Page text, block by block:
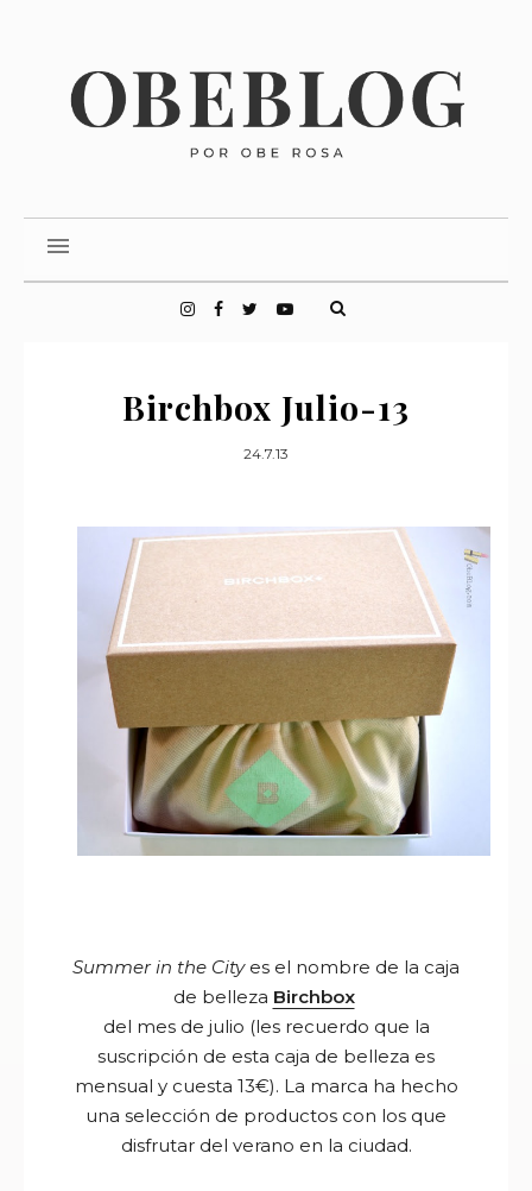
Birchbox Julio-13
24.7.13
Summer in the Cityes el nombre de la caja
de belleza Birchbox
del mes de julio (les recuerdo que la
suscripción de esta caja de belleza es
mensual y cuesta 13€). La marca ha hecho
una selección de productos con los que
disfrutar del verano en la ciudad.